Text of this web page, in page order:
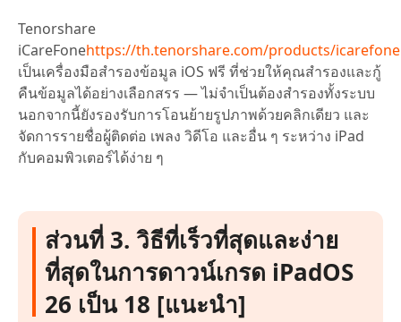
Tenorshare
iCareFonehttps://th.tenorshare.com/products/
เป็นเครื่องมือสำรองข้อมูล iOS ฟรี ที่ช่วยให้คุณสำรองและกู้
คืนข้อมูลได้อย่างเลือกสรร — ไม่จำเป็นต้องสำรองทั้งระบบ
นอกจากนี้ยังรองรับการโอนย้ายรูปภาพด้วยคลิกเดียว และ
จัดการรายชื่อผู้ติดต่อ เพลง วิดีโอ และอื่น ๆ ระหว่าง iPad
กับคอมพิวเตอร์ได้ง่าย ๆ
ส่วนที่ 3. วิธีที่เร็วที่สุดและง่าย
ที่สุดในการดาวน์เกรด iPadOS
26 เป็น 18 [แนะนำ]